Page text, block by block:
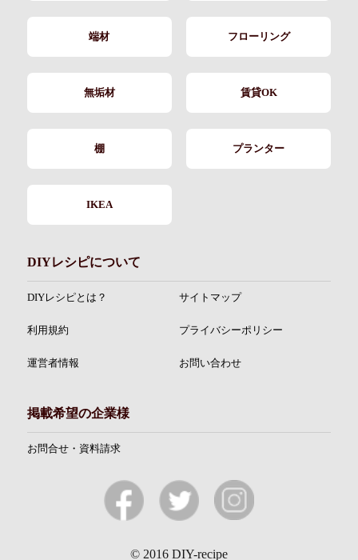
端材 フローリング
無垢材 賃貸OK
棚 プランター
IKEA
DIYレシピについて
DIYレシピとは？ サイトマップ
利用規約 プライバシーポリシー
運営者情報 お問い合わせ
掲載希望の企業様
お問合せ・資料請求
© 2016 DIY-recipe